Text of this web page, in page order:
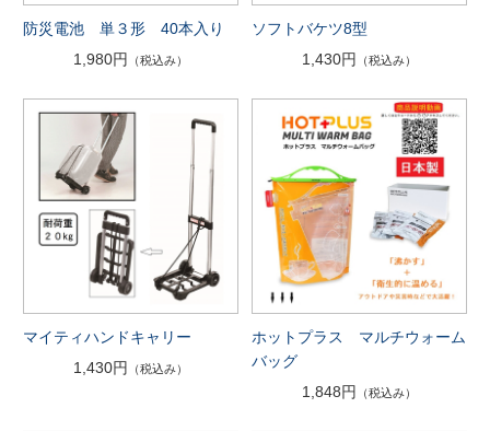
防災電池 単３形 40本入り
1,980円
（税込み）
ソフトバケツ8型
1,430円
（税込み）
マイティハンドキャリー
1,430円
（税込み）
ホットプラス マルチウォーム
バッグ
1,848円
（税込み）